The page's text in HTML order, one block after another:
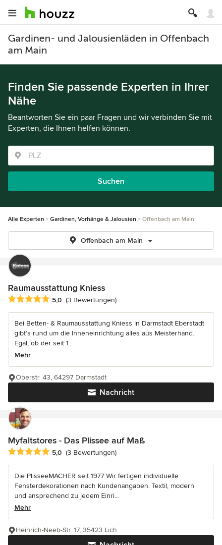
Gardinen- und Jalousienläden in Offenbach
am Main
Finden Sie passende Experten in Ihrer
Nähe
Beantworten Sie ein paar Fragen und wir verbinden Sie mit
Experten, die Ihnen helfen können.
Suchen
Alle Experten Gardinen, Vorhänge & Jalousien Offenbach am Main
Offenbach am Main
Raumausstattung Kniess
Durchschnittliche Bewertung: 5 von 5 Sternen
5,0 (3 Bewertungen)
Bei Betten- & Raumausstattung Kniess in Darmstadt Eberstadt
gibt’s rund um die Inneneinrichtung alles aus Meisterhand.
Egal, ob der seit 1...
Mehr
Nachricht
Oberstr. 43, 64297 Darmstadt
Myfaltstores - Das Plissee auf Maß
Durchschnittliche Bewertung: 5 von 5 Sternen
5,0 (3 Bewertungen)
Die PlisseeMACHER seit 1977 Wir fertigen individuelle
Fensterdekorationen nach Kundenangaben. Textil, modern
und ansprechend zu jedem Einri...
Mehr
Heinrich-Neeb-Str. 17, 35423 Lich